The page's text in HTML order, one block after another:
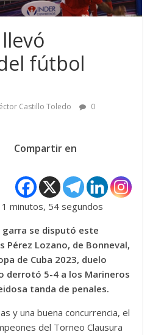
fútbol
Castillo Toledo
0
Compartir en
minutos, 54 segundos
garra se disputó este
Pérez Lozano, de Bonneval,
de Cuba 2023, duelo
derrotó 5-4 a los Marineros
tanda de penales.
y una buena concurrencia, el
del Torneo Clausura